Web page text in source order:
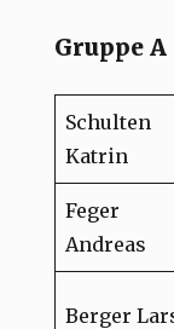
Gruppe A
Schulten
Katrin
Feger
Andreas
Berger